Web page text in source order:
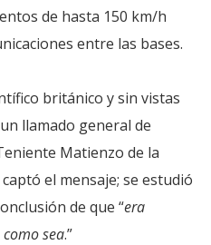
de hasta 150 km/h
entre las bases.
británico y sin vistas
llamado general de
Matienzo de la
el mensaje; se estudió
de que “era
sea.”